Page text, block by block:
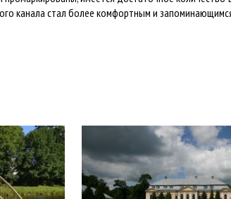
канала стал более комфортным и